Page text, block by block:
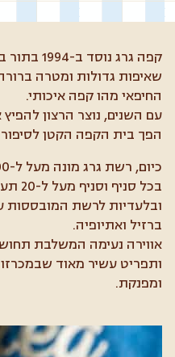
קפה גרג
שאיפות גדולות ומטרה
החיפאי מהו קפה איכותי.
עם השנים, נוצר הרצון
הפך בית הקפה הקטן לסיפור
בכל
ובלעדיות לרשת המובססות
ברזיל ואתיופיה.
אווירה נעימה המשלבת
ותפריט עשיר מאוד
ומפנקת.